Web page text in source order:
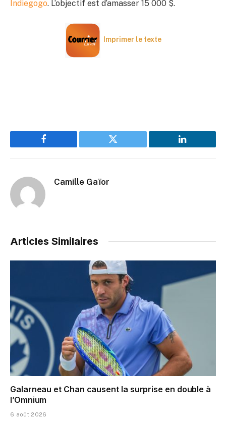
Indiegogo. L’objectif est d’amasser 15 000 $.
Imprimer le texte
Facebook Twitter LinkedIn
Camille Gaïor
Articles Similaires
Galarneau et Chan causent la surprise en double à
l’Omnium
6 août 2026